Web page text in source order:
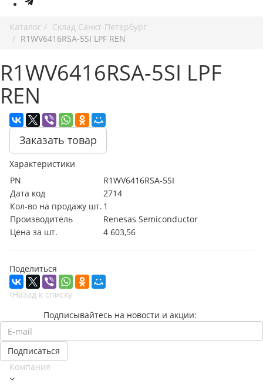
Каталог
Cклад Санкт-Петербург
R1WV6416RSA-5SI LPF REN
R1WV6416RSA-5SI LPF
REN
Заказать товар
Характеристики
PN
R1WV6416RSA-5SI
Дата код
2714
Кол-во на продажу шт. 1
Производитель
Renesas Semiconductor
Цена за шт.
4 603,56
Поделиться
Назад к списку
Подписывайтесь на новости и акции:
Компания